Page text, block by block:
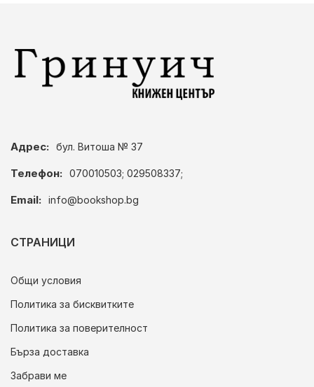
Адрес: бул. Витоша № 37
Телефон: 070010503; 029508337;
Email: info@bookshop.bg
СТРАНИЦИ
Общи условия
Политика за бисквитките
Политика за поверителност
Бърза доставка
Забрави ме